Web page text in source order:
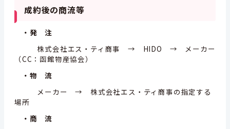
成約後の商流等
・発 注
株式会社エス・ティ商事 → HIDO → メーカー
（CC：函館物産協会）
・物 流
メーカー → 株式会社エス・ティ商事の指定する
場所
・商 流